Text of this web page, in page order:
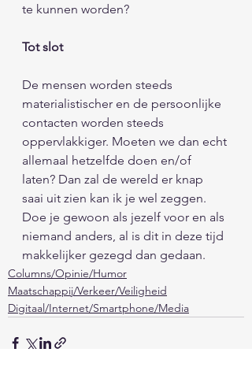
te kunnen worden?
Tot slot
De mensen worden steeds
materialistischer en de persoonlijke
contacten worden steeds
oppervlakkiger. Moeten we dan echt
allemaal hetzelfde doen en/of
laten? Dan zal de wereld er knap
saai uit zien kan ik je wel zeggen.
Doe je gewoon als jezelf voor en als
niemand anders, al is dit in deze tijd
makkelijker gezegd dan gedaan.
Columns/Opinie/Humor
Maatschappij/Verkeer/Veiligheid
Digitaal/Internet/Smartphone/Media